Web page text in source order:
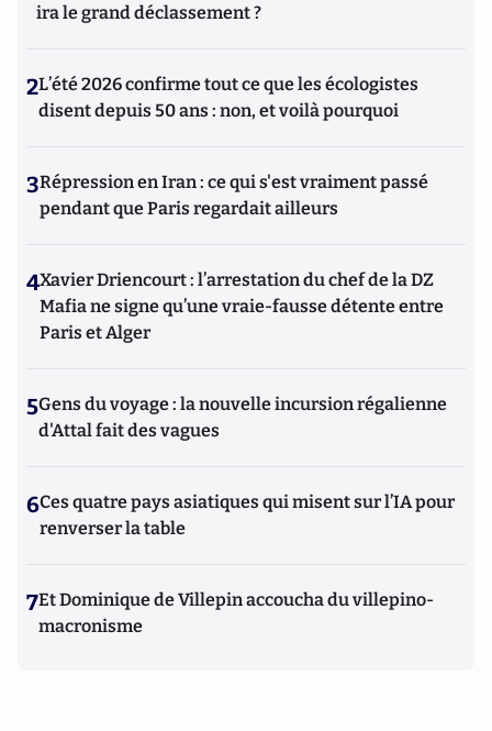
ira le grand déclassement ?
2L’été 2026 confirme tout ce que les écologistes
disent depuis 50 ans : non, et voilà pourquoi
3Répression en Iran : ce qui s'est vraiment passé
pendant que Paris regardait ailleurs
4Xavier Driencourt : l’arrestation du chef de la DZ
Mafia ne signe qu’une vraie-fausse détente entre
Paris et Alger
5Gens du voyage : la nouvelle incursion régalienne
d'Attal fait des vagues
6Ces quatre pays asiatiques qui misent sur l’IA pour
renverser la table
7Et Dominique de Villepin accoucha du villepino-
macronisme